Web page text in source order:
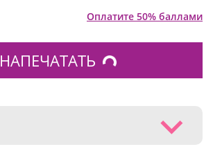
Оплатите 50% баллами
НАПЕЧАТАТЬ